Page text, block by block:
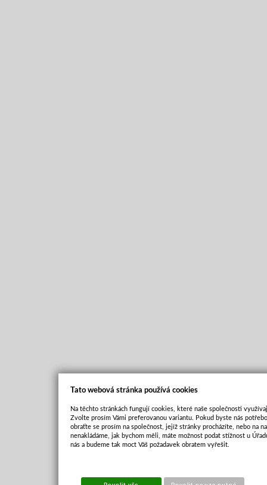
Tato webová stránka používá cookies
Na těchto stránkách fungují cookies, které naše společnosti
Zvolte prosím Vámi preferovanou variantu. Pokud byste nás
obraťte se prosím na společnost, jejíž stránky procházíte, nebo na
nenakládáme, jak bychom měli, máte možnost podat stížnost u
nás a budeme tak moct Váš požadavek obratem vyřešit.